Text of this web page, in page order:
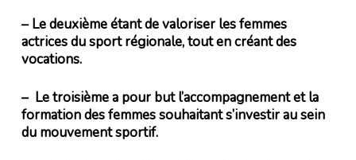
– Le deuxième étant de valoriser les femmes
actrices du sport régionale, tout en créant des
vocations.
– Le troisième a pour but l’accompagnement et la
formation des femmes souhaitant s’investir au sein
du mouvement sportif.